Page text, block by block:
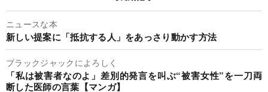
ニュースな本
新しい提案に「抵抗する人」をあっさり動かす方法
ブラックジャックによろしく
「私は被害者なのよ」差別的発言を叫ぶ“被害女性”を一刀両
断した医師の言葉【マンガ】